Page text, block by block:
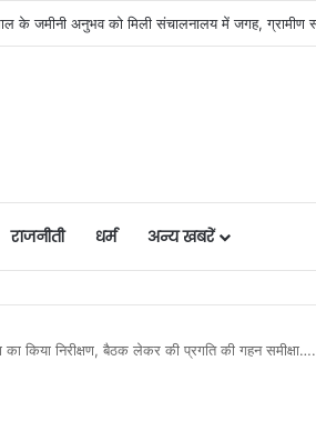
राजनीती धर्म अन्य खबरें
का किया निरीक्षण, बैठक लेकर की प्रगति की गहन समीक्षा….